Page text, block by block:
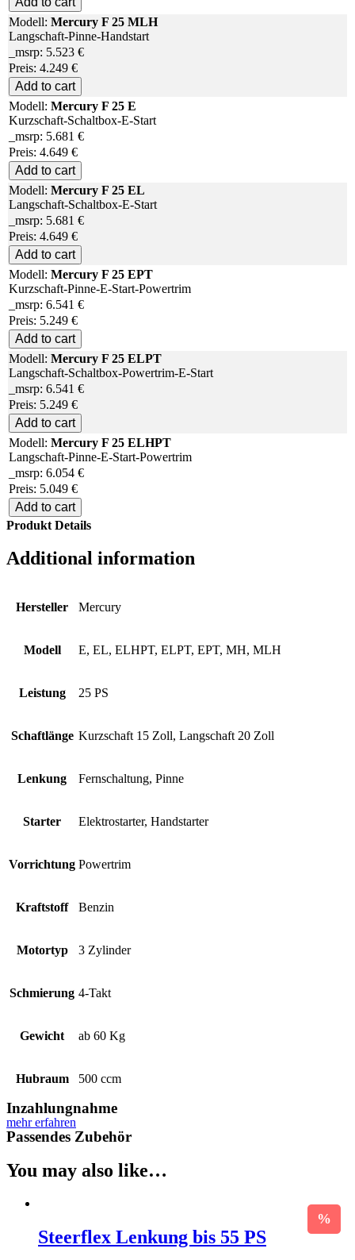
Modell: Mercury F 25 MLH
Langschaft-Pinne-Handstart
_msrp: 5.523 €
Preis: 4.249 €
Add to cart
Modell: Mercury F 25 E
Kurzschaft-Schaltbox-E-Start
_msrp: 5.681 €
Preis: 4.649 €
Add to cart
Modell: Mercury F 25 EL
Langschaft-Schaltbox-E-Start
_msrp: 5.681 €
Preis: 4.649 €
Add to cart
Modell: Mercury F 25 EPT
Kurzschaft-Pinne-E-Start-Powertrim
_msrp: 6.541 €
Preis: 5.249 €
Add to cart
Modell: Mercury F 25 ELPT
Langschaft-Schaltbox-Powertrim-E-Start
_msrp: 6.541 €
Preis: 5.249 €
Add to cart
Modell: Mercury F 25 ELHPT
Langschaft-Pinne-E-Start-Powertrim
_msrp: 6.054 €
Preis: 5.049 €
Add to cart
Produkt Details
Additional information
Hersteller Mercury
Modell E, EL, ELHPT, ELPT, EPT, MH, MLH
Leistung 25 PS
Schaftlänge Kurzschaft 15 Zoll, Langschaft 20 Zoll
Lenkung Fernschaltung, Pinne
Starter Elektrostarter, Handstarter
Vorrichtung Powertrim
Kraftstoff Benzin
Motortyp 3 Zylinder
Schmierung 4-Takt
Gewicht ab 60 Kg
Hubraum 500 ccm
Inzahlungnahme
mehr erfahren
Passendes Zubehör
You may also like…
Steerflex Lenkung bis 55 PS